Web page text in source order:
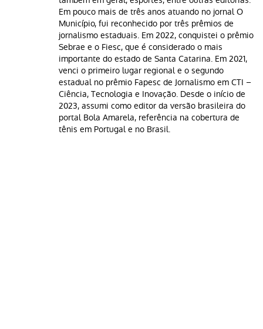
Em pouco mais de três anos atuando no jornal O
Município, fui reconhecido por três prêmios de
jornalismo estaduais. Em 2022, conquistei o prêmio
Sebrae e o Fiesc, que é considerado o mais
importante do estado de Santa Catarina. Em 2021,
venci o primeiro lugar regional e o segundo
estadual no prêmio Fapesc de Jornalismo em CTI –
Ciência, Tecnologia e Inovação. Desde o início de
2023, assumi como editor da versão brasileira do
portal Bola Amarela, referência na cobertura de
tênis em Portugal e no Brasil.